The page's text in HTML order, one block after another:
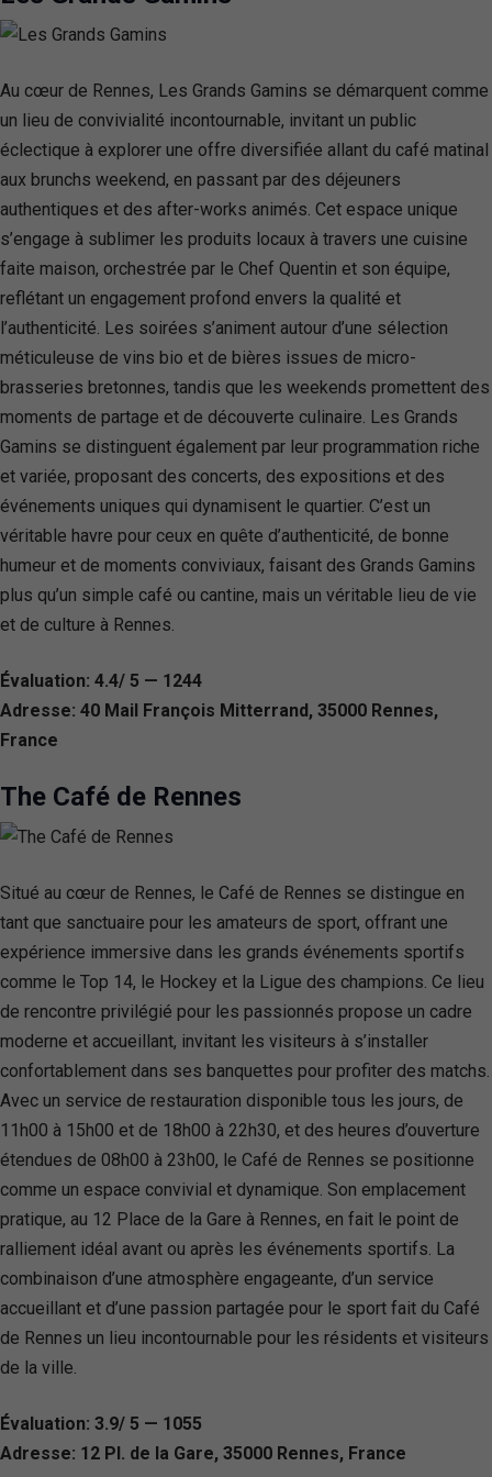
Au cœur de Rennes, Les Grands Gamins se démarquent comme
un lieu de convivialité incontournable, invitant un public
éclectique à explorer une offre diversifiée allant du café matinal
aux brunchs weekend, en passant par des déjeuners
authentiques et des after-works animés. Cet espace unique
s’engage à sublimer les produits locaux à travers une cuisine
faite maison, orchestrée par le Chef Quentin et son équipe,
reflétant un engagement profond envers la qualité et
l’authenticité. Les soirées s’animent autour d’une sélection
méticuleuse de vins bio et de bières issues de micro-
brasseries bretonnes, tandis que les weekends promettent des
moments de partage et de découverte culinaire. Les Grands
Gamins se distinguent également par leur programmation riche
et variée, proposant des concerts, des expositions et des
événements uniques qui dynamisent le quartier. C’est un
véritable havre pour ceux en quête d’authenticité, de bonne
humeur et de moments conviviaux, faisant des Grands Gamins
plus qu’un simple café ou cantine, mais un véritable lieu de vie
et de culture à Rennes.
Évaluation: 4.4/ 5 — 1244
Adresse: 40 Mail François Mitterrand, 35000 Rennes,
France
The Café de Rennes
Situé au cœur de Rennes, le Café de Rennes se distingue en
tant que sanctuaire pour les amateurs de sport, offrant une
expérience immersive dans les grands événements sportifs
comme le Top 14, le Hockey et la Ligue des champions. Ce lieu
de rencontre privilégié pour les passionnés propose un cadre
moderne et accueillant, invitant les visiteurs à s’installer
confortablement dans ses banquettes pour profiter des matchs.
Avec un service de restauration disponible tous les jours, de
11h00 à 15h00 et de 18h00 à 22h30, et des heures d’ouverture
étendues de 08h00 à 23h00, le Café de Rennes se positionne
comme un espace convivial et dynamique. Son emplacement
pratique, au 12 Place de la Gare à Rennes, en fait le point de
ralliement idéal avant ou après les événements sportifs. La
combinaison d’une atmosphère engageante, d’un service
accueillant et d’une passion partagée pour le sport fait du Café
de Rennes un lieu incontournable pour les résidents et visiteurs
de la ville.
Évaluation: 3.9/ 5 — 1055
Adresse: 12 Pl. de la Gare, 35000 Rennes, France